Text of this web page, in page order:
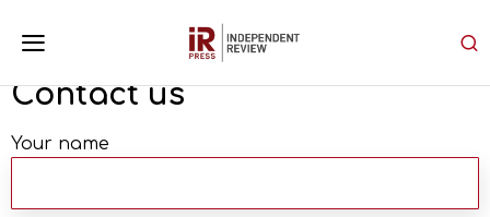
Contact us
Your name